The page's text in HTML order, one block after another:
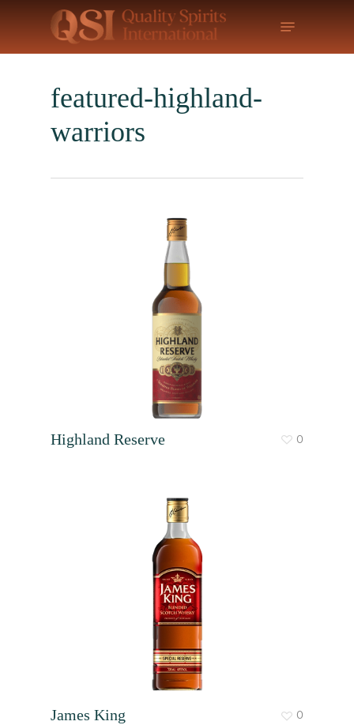
featured-highland-
warriors
Highland Reserve 0
James King 0